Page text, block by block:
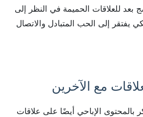
بعد للعلاقات الحميمة في النظر إلى
يفتقر إلى الحب المتبادل والاتصال
مع الآخرين
بالمحتوى الإباحي أيضًا على علاقات